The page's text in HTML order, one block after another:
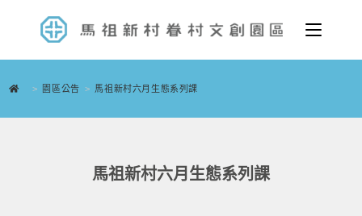
> 園區公告 > 馬祖新村六月生態系列課
馬祖新村六月生態系列課